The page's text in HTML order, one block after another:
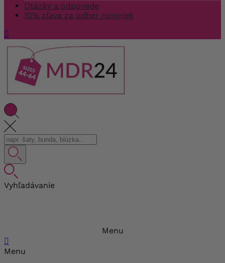
Otázky a odpovede
10% zľava za odber noviniek

Vyhľadávanie
Menu

Menu